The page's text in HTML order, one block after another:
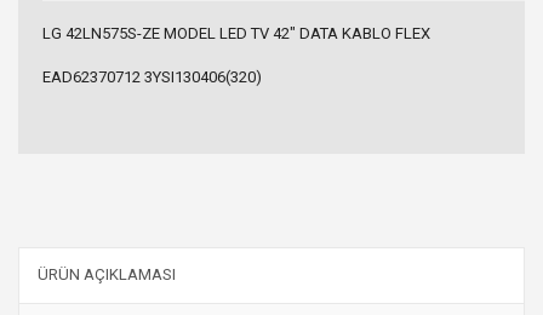
LG 42LN575S-ZE MODEL LED TV 42" DATA KABLO FLEX
EAD62370712 3YSI130406(320)
ÜRÜN AÇIKLAMASI